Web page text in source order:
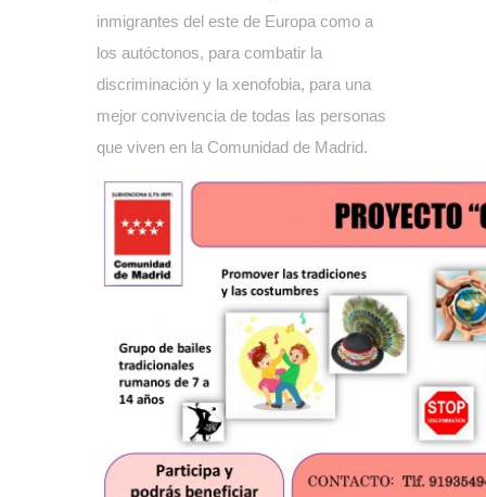
inmigrantes del este de Europa como a
los autóctonos, para combatir la
discriminación y la xenofobia, para una
mejor convivencia de todas las personas
que viven en la Comunidad de Madrid.